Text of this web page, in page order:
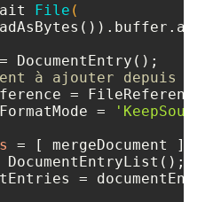
File (
=
à ajouter depuis
=
=
=
DocumentEntryList();
=